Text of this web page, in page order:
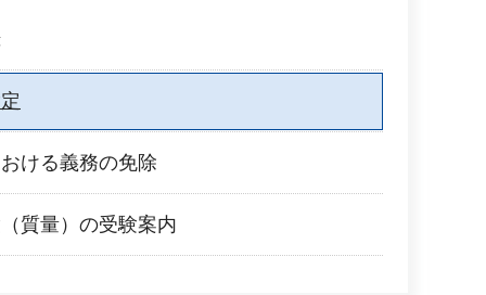
ける義務の免除
質量）の受験案内